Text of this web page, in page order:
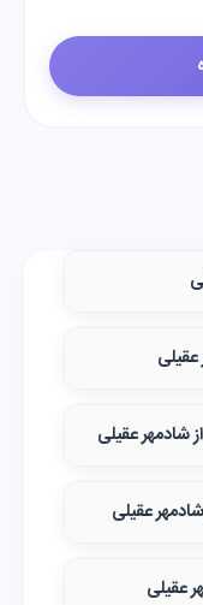
شادمهر عقیلی
عقیلی
عقیلی